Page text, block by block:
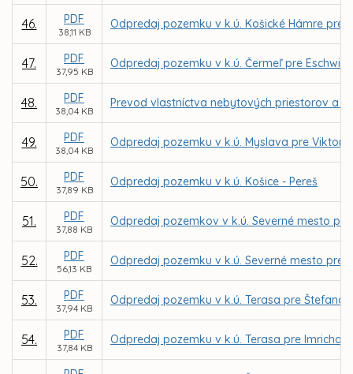
46. PDF
38,11 KB
Odpredaj pozemku v k.ú. Košické Hámre pre
47. PDF
37,95 KB
Odpredaj pozemku v k.ú. Čermeľ pre Eschwig
48. PDF
38,04 KB
Prevod vlastníctva nebytových priestorov a
49. PDF
38,04 KB
Odpredaj pozemku v k.ú. Myslava pre Viktora
50. PDF
37,89 KB
Odpredaj pozemku v k.ú. Košice - Pereš
51. PDF
37,88 KB
Odpredaj pozemkov v k.ú. Severné mesto pre
52. PDF
56,13 KB
Odpredaj pozemku v k.ú. Severné mesto pre
53. PDF
37,94 KB
Odpredaj pozemku v k.ú. Terasa pre Štefana
54. PDF
37,84 KB
Odpredaj pozemku v k.ú. Terasa pre Imricha